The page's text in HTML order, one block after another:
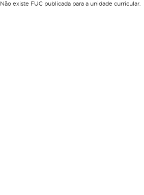
Não existe FUC publicada para a unidade curricular.